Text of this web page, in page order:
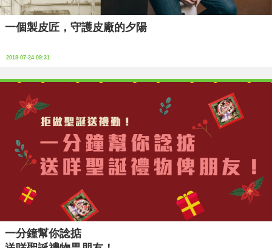
一個製⽪匠，守護⽪廠的夕陽
2018-07-24 09:31
一分鐘幫你諗掂